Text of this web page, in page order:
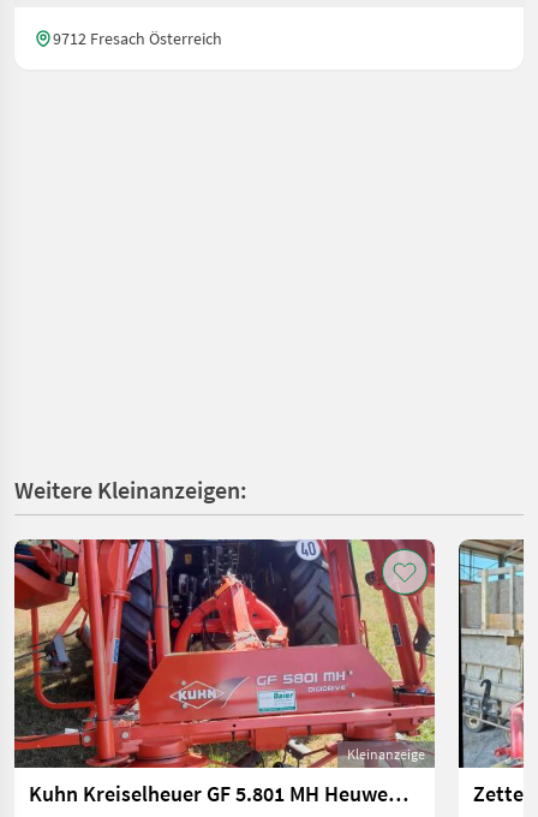
9712 Fresach Österreich
Weitere Kleinanzeigen:
Kleinanzeige
Kuhn Kreiselheuer GF 5.801 MH Heuwender Wender
Zetter